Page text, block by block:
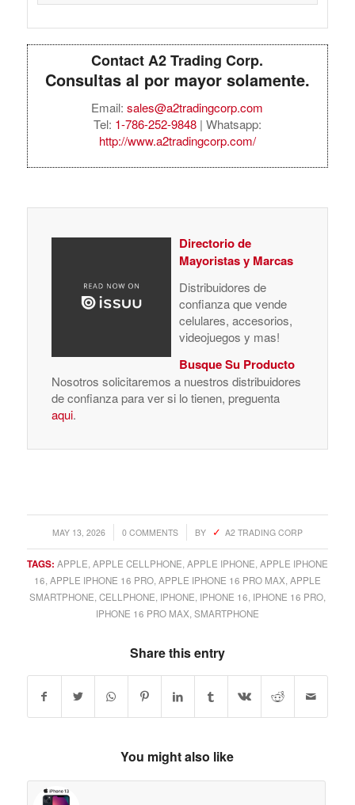
Contact A2 Trading Corp.
Consultas al por mayor solamente.
Email:sales@a2tradingcorp.com
Tel: 1-786-252-9848| Whatsapp:
http://www.a2tradingcorp.com/
Directorio de
Mayoristas y Marcas
Distribuidores de
confianza que vende
celulares, accesorios,
videojuegos y mas!
Busque Su Producto
Nosotros solicitaremos a nuestros distribuidores
de confianza para ver si lo tienen, preguenta
aqui.
MAY 13, 2026
/ 0 COMMENTS
/ BY A2 TRADING CORP
TAGS: APPLE APPLE CELLPHONE APPLE IPHONE APPLE IPHONE
16 APPLE IPHONE 16 PRO, APPLE IPHONE 16 PRO MAX APPLE
SMARTPHONE CELLPHONE IPHONE IPHONE 16 IPHONE 16 PRO,
IPHONE 16 PRO MAX SMARTPHONE
Share this entry
You might also like